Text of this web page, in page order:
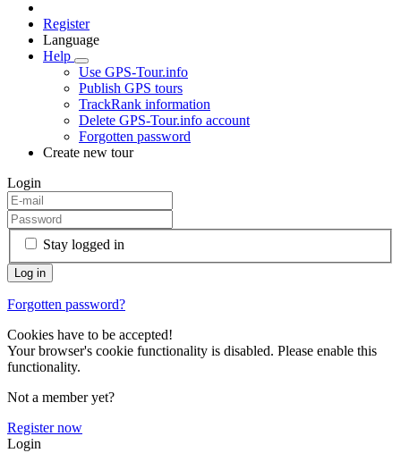
Register
Language
Help
Use GPS-Tour.info
Publish GPS tours
TrackRank information
Delete GPS-Tour.info account
Forgotten password
Create new tour
Login
Stay logged in
Forgotten password?
Cookies have to be accepted!
Your browser's cookie functionality is disabled. Please enable this
functionality.
Not a member yet?
Register now
Login